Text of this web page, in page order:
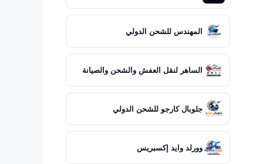
المهندس للشحن الدولي
الساهر لنقل العفش والشحن والصيانة
جلوبال كارجو للشحن الدولي
وورلد وايد إكسبريس